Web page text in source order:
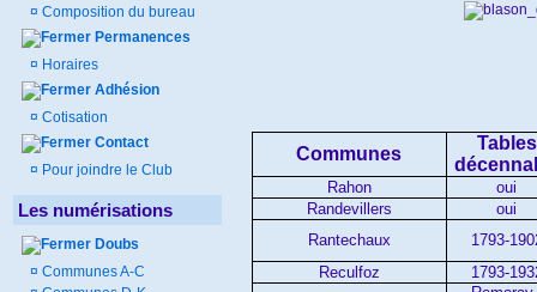
¤ Composition du bureau
Permanences
¤ Horaires
Adhésion
¤ Cotisation
Contact
¤ Pour joindre le Club
Les numérisations
Doubs
¤ Communes A-C
Communes
Tables
Rahon
oui
Randevillers
oui
Rantechaux
1793-
Reculfoz
1793-